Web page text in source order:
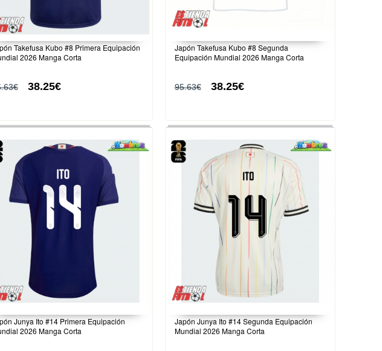
Takefusa Kubo #8 Primera Equipación
2026 Manga Corta
38.25€
Japón Takefusa Kubo #8 Segunda
Equipación Mundial 2026 Manga Corta
95.63€ 38.25€
Junya Ito #14 Primera Equipación
2026 Manga Corta
Japón Junya Ito #14 Segunda Equipación
Mundial 2026 Manga Corta